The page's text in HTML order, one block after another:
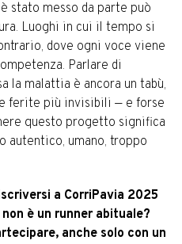
stato messo da parte può
Luoghi in cui il tempo si
dove ogni voce viene
Parlare di
la malattia è ancora un tabù,
ferite più invisibili — e forse
questo progetto significa
autentico, umano, troppo
a CorriPavia 2025
è un runner abituale?
anche solo con un